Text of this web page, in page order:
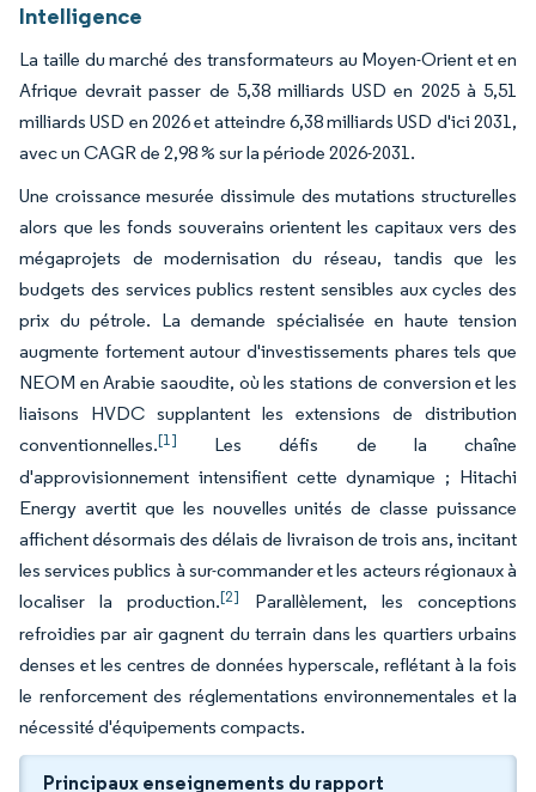
Intelligence
La taille du marché des transformateurs au Moyen-Orient et en
Afrique devrait passer de 5,38 milliards USD en 2025 à 5,51
milliards USD en 2026 et atteindre 6,38 milliards USD d'ici 2031,
avec un CAGR de 2,98 % sur la période 2026-2031.
Une croissance mesurée dissimule des mutations structurelles
alors que les fonds souverains orientent les capitaux vers des
mégaprojets de modernisation du réseau, tandis que les
budgets des services publics restent sensibles aux cycles des
prix du pétrole. La demande spécialisée en haute tension
augmente fortement autour d'investissements phares tels que
NEOM en Arabie saoudite, où les stations de conversion et les
liaisons HVDC supplantent les extensions de distribution
conventionnelles.[1]
Les défis de la chaîne
d'approvisionnement intensifient cette dynamique ; Hitachi
Energy avertit que les nouvelles unités de classe puissance
affichent désormais des délais de livraison de trois ans, incitant
les services publics à sur-commander et les acteurs régionaux à
localiser la production.[2]
Parallèlement, les conceptions
refroidies par air gagnent du terrain dans les quartiers urbains
denses et les centres de données hyperscale, reflétant à la fois
le renforcement des réglementations environnementales et la
nécessité d'équipements compacts.
Principaux enseignements du rapport